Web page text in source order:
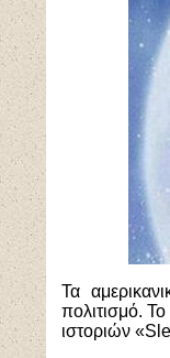
Τα
πολιτισμό.
ιστοριών «